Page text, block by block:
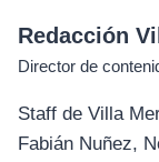
Redacción
Director de
Staff de Villa
Fabián Nuñez,